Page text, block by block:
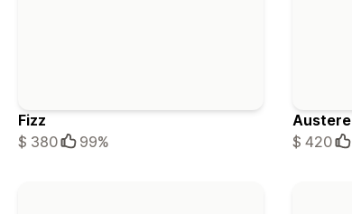
Fizz
$ 380
99%
Austere
$ 420